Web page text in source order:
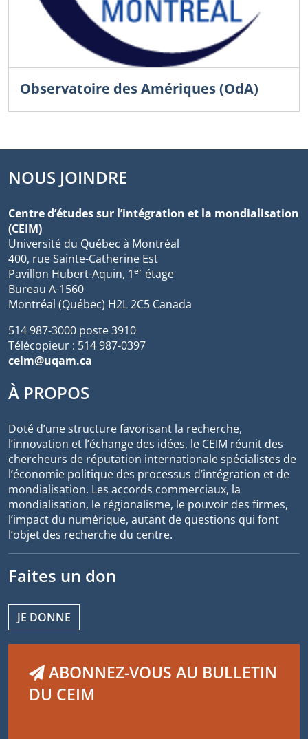
Observatoire des Amériques (OdA)
NOUS JOINDRE
Centre d’études sur l’intégration et la mondialisation
(CEIM)
Université du Québec à Montréal
400, rue Sainte-Catherine Est
Pavillon Hubert-Aquin, 1er étage
Bureau A-1560
Montréal (Québec) H2L 2C5 Canada
514 987-3000 poste 3910
Télécopieur : 514 987-0397
ceim@uqam.ca
À PROPOS
Doté d’une structure favorisant la recherche,
l’innovation et l’échange des idées, le CEIM réunit des
chercheurs de réputation internationale spécialistes de
l’économie politique des processus d’intégration et de
mondialisation. Les accords commerciaux, la
mondialisation, le régionalisme, le pouvoir des firmes,
l’impact du numérique, autant de questions qui font
l’objet des recherche du centre.
Faites un don
JE DONNE
ABONNEZ-VOUS AU BULLETIN
DU CEIM